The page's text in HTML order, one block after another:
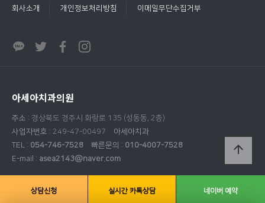
상담신청 실시간 카톡상담 네이버 예약
회사소개 개인정보처리방침 이메일무단수집거부
아세아치과의원
주소 : 경상북도 경주시 화랑로 135 (성동동, 2층)
사업자번호 : 249-47-00497
아세아치과
TEL : 054-746-7528 빠른문의 : 010-4007-7528
E-mail : asea2143@naver.com
arrow_upward